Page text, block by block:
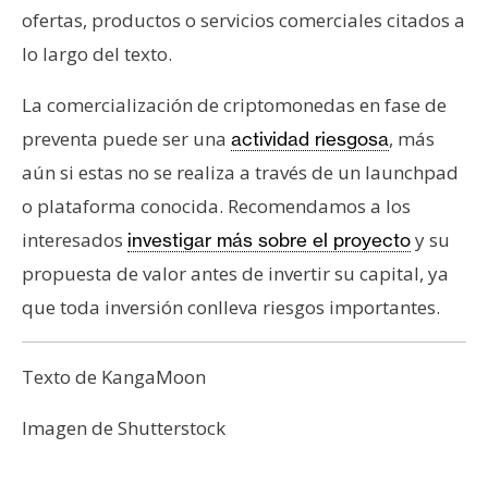
ofertas, productos o servicios comerciales citados a
lo largo del texto.
La comercialización de criptomonedas en fase de
preventa puede ser una actividad riesgosa, más
aún si estas no se realiza a través de un launchpad
o plataforma conocida. Recomendamos a los
interesados investigar más sobre el proyectoy su
propuesta de valor antes de invertir su capital, ya
que toda inversión conlleva riesgos importantes.
Texto de KangaMoon
Imagen de Shutterstock